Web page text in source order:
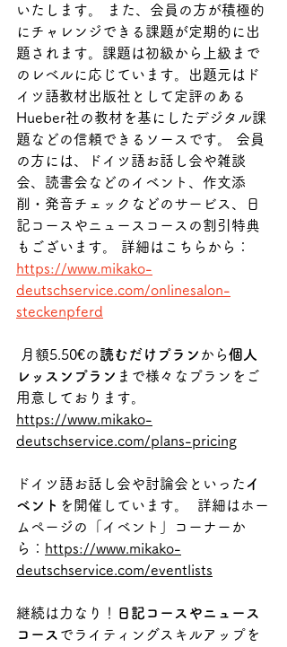
いたします。 また、会員の方が積極的
にチャレンジできる課題が定期的に出
題されます。課題は初級から上級まで
のレベルに応じています。出題元はド
イツ語教材出版社として定評のある
Hueber社の教材を基にしたデジタル課
題などの信頼できるソースです。 会員
の方には、ドイツ語お話し会や雑談
会、読書会などのイベント、作文添
削・発音チェックなどのサービス、日
記コースやニュースコースの割引特典
もございます。 詳細はこちらから：
https://www.mikako-
deutschservice.com/onlinesalon-
steckenpferd
月額5.50€の読むだけプラン から個人
レッスンプラン まで様々なプランをご
用意しております。
https://www.mikako-
deutschservice.com/plans-pricing
ドイツ語お話し会や討論会といった イ
ベント を開催しています。  詳細はホー
ムページの「イベント」コーナーか
ら： https://www.mikako-
deutschservice.com/eventlists
継続は力なり！
日記コースやニュース
コース でライティングスキルアップを